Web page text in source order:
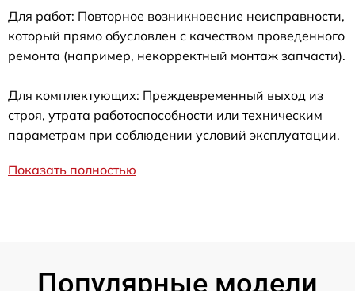
Для работ: Повторное возникновение неисправности,
который прямо обусловлен с качеством проведенного
ремонта (например, некорректный монтаж запчасти).
Для комплектующих: Преждевременный выход из
строя, утрата работоспособности или техническим
параметрам при соблюдении условий эксплуатации.
Показать полностью
Популярные модели